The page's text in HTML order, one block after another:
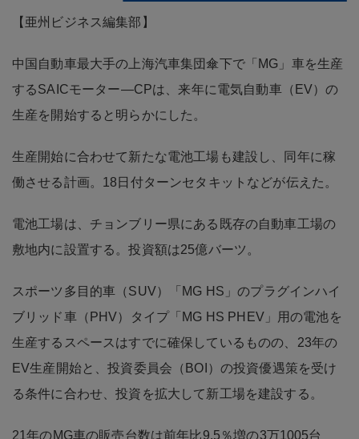
【亜州ビジネス編集部】
中国自動車最大手の上海汽車集団傘下で「MG」車を生産
するSAICモーター―CPは、来年に電気自動車（EV）の
生産を開始すると明らかにした。
生産開始に合わせて新たな電池工場も建設し、同年に稼
働させる計画。18日付ターンセタキットなどが伝えた。
電池工場は、チョンブリー県にある既存の自動車工場の
敷地内に設置する。投資額は25億バーツ。
スポーツ多目的車（SUV）「MG HS」のプラグインハイ
ブリッド車（PHV）タイプ「MG HS PHEV」用の電池を
生産するスペースはすでに確保しているものの、23年の
EV生産開始と、投資委員会（BOI）の投資優遇策を受け
る条件に合わせ、投資を拡大して新工場を建設する。
21年のMG車の販売台数は前年比9.5％増の3万1005台